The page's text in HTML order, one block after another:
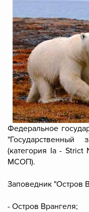
Федеральное
"Государственный
(категория Ia - Strict
МСОП).
Заповедник "Остров
- Остров Врангеля;